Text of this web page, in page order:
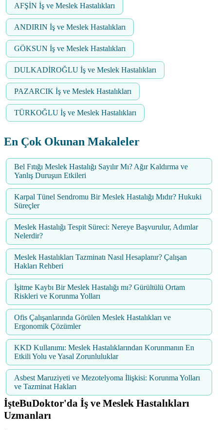
AFŞİN İş ve Meslek Hastalıkları
ANDIRIN İş ve Meslek Hastalıkları
GÖKSUN İş ve Meslek Hastalıkları
DULKADİROĞLU İş ve Meslek Hastalıkları
PAZARCIK İş ve Meslek Hastalıkları
TÜRKOĞLU İş ve Meslek Hastalıkları
En Çok Okunan Makaleler
Bel Fıtığı Meslek Hastalığı Sayılır Mı? Ağır Kaldırma ve
Yanlış Duruşun Etkileri
Karpal Tünel Sendromu Bir Meslek Hastalığı Mıdır? Hukuki
Süreçler
Meslek Hastalığı Tespit Süreci: Nereye Başvurulur, Adımlar
Nelerdir?
Meslek Hastalıkları Tazminatı Nasıl Hesaplanır? Çalışan
Hakları Rehberi
İşitme Kaybı Bir Meslek Hastalığı mı? Gürültülü Ortam
Riskleri ve Korunma Yolları
Ofis Çalışanlarında Görülen Meslek Hastalıkları ve
Ergonomik Çözümler
KKD Kullanımı: Meslek Hastalıklarından Korunmanın En
Etkili Yolu ve Yasal Zorunluluklar
Asbest Maruziyeti ve Mezotelyoma İlişkisi: Korunma Yolları
ve Tazminat Hakları
İşteBuDoktor'da İş ve Meslek Hastalıkları
Uzmanları